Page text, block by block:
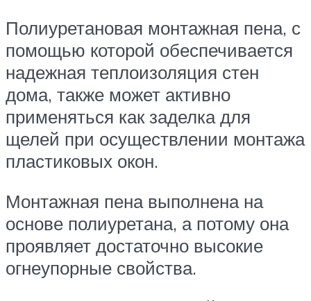
Полиуретановая монтажная пена, с
помощью которой обеспечивается
надежная теплоизоляция стен
дома, также может активно
применяться как заделка для
щелей при осуществлении монтажа
пластиковых окон.
Монтажная пена выполнена на
основе полиуретана, а потому она
проявляет достаточно высокие
огнеупорные свойства.